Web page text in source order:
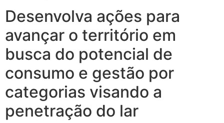
Desenvolva ações para
avançar o território em
busca do potencial de
consumo e gestão por
categorias visando a
penetração do lar